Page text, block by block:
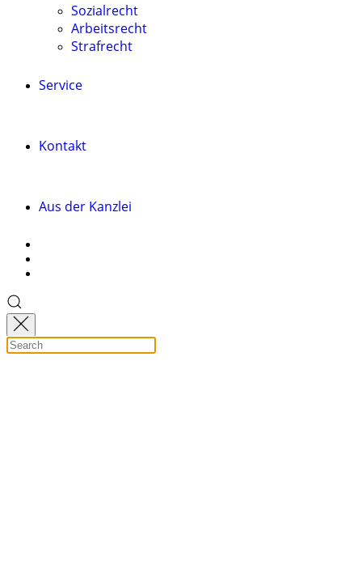
Sozialrecht
Arbeitsrecht
Strafrecht
Service
Kontakt
Aus der Kanzlei